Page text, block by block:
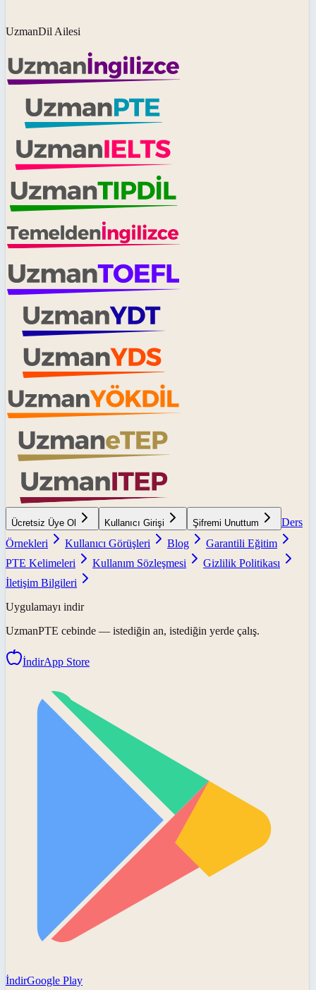
UzmanDil Ailesi
Ücretsiz Üye Ol Kullanıcı Girişi Şifremi Unuttum
Ders
Örnekleri
Kullanıcı Görüşleri Blog
Garantili Eğitim
PTE Kelimeleri
Kullanım Sözleşmesi
Gizlilik Politikası
İletişim Bilgileri
Uygulamayı indir
UzmanPTE cebinde — istediğin an, istediğin yerde çalış.
İndirApp Store
İndirGoogle Play